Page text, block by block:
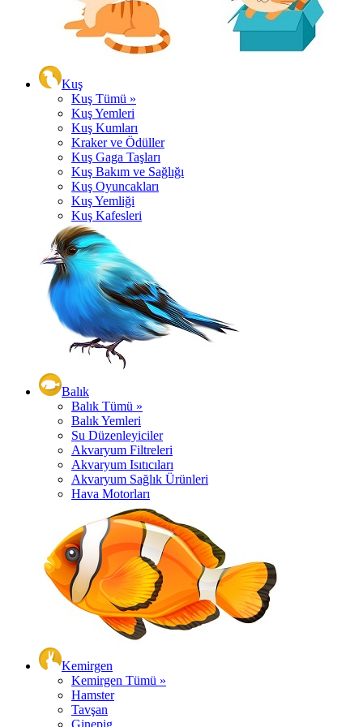
Kuş
Kuş Tümü »
Kuş Yemleri
Kuş Kumları
Kraker ve Ödüller
Kuş Gaga Taşları
Kuş Bakım ve Sağlığı
Kuş Oyuncakları
Kuş Yemliği
Kuş Kafesleri
Balık
Balık Tümü »
Balık Yemleri
Su Düzenleyiciler
Akvaryum Filtreleri
Akvaryum Isıtıcıları
Akvaryum Sağlık Ürünleri
Hava Motorları
Kemirgen
Kemirgen Tümü »
Hamster
Tavşan
Ginepig